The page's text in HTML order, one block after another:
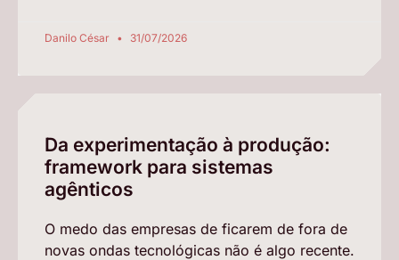
Danilo César 31/07/2026
Da experimentação à produção:
framework para sistemas
agênticos
O medo das empresas de ficarem de fora de
novas ondas tecnológicas não é algo recente.